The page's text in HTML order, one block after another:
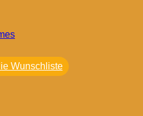
Wunschliste